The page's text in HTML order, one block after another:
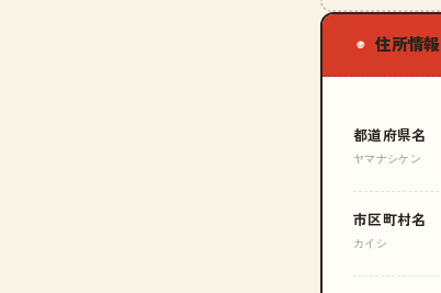
◉ 住所情報
都道府県名
ヤマナシケン
市区町村名
カイシ